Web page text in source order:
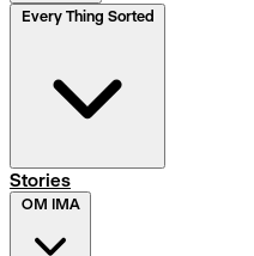
Stories
OM IMA